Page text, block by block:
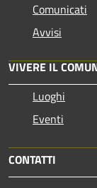
Comunicati
Avvisi
VIVERE IL
Luoghi
Eventi
CONTATTI